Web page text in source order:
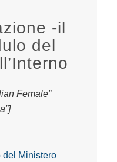
-il
del
Female”
del Ministero